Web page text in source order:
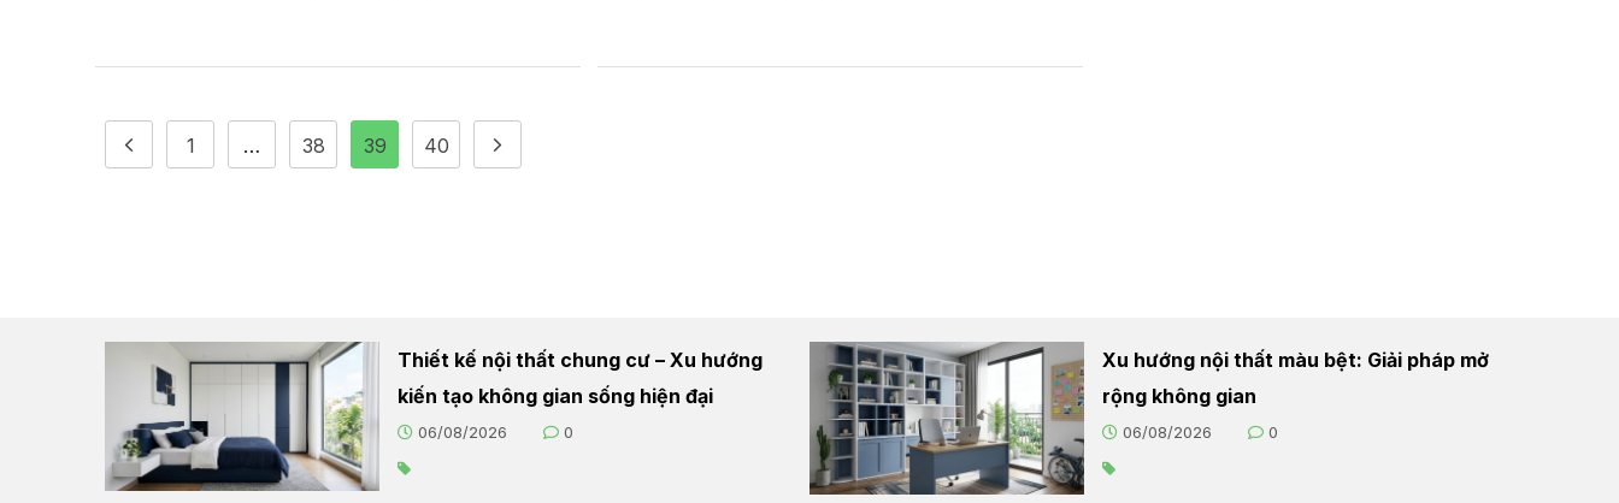
1 … 38 39 40
Thiết kế nội thất chung cư – Xu hướng
kiến tạo không gian sống hiện đại
06/08/2026 0
Xu hướng nội thất màu bệt: Giải pháp mở
rộng không gian
06/08/2026 0